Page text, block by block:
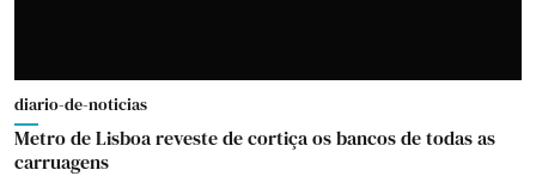
diario-de-noticias
Metro de Lisboa reveste de cortiça os bancos de todas as
carruagens